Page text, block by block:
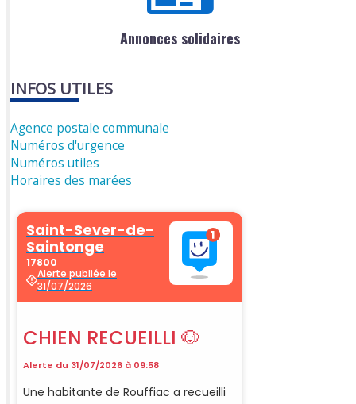
Annonces solidaires
INFOS UTILES
Agence postale communale
Numéros d'urgence
Numéros utiles
Horaires des marées